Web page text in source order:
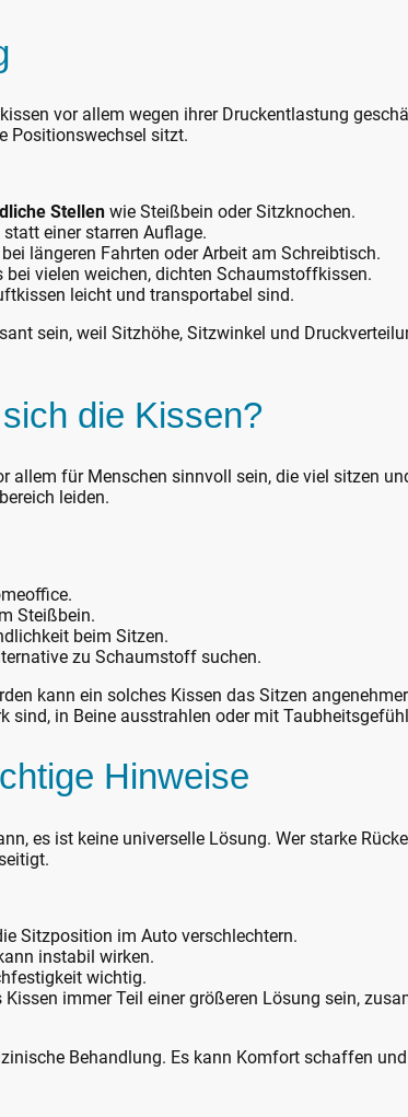
vor allem wegen ihrer Druckentlastung
Positionswechsel sitzt.
Stellen wie Steißbein oder Sitzknochen.
statt einer starren Auflage.
bei längeren Fahrten oder Arbeit am Schreibtisch.
bei vielen weichen, dichten Schaumstoffkissen.
leicht und transportabel sind.
sein, weil Sitzhöhe, Sitzwinkel und
die Kissen?
allem für Menschen sinnvoll sein, die viel sitzen
leiden.
Steißbein.
beim Sitzen.
zu Schaumstoff suchen.
kann ein solches Kissen das Sitzen
sind, in Beine ausstrahlen oder mit
Hinweise
es ist keine universelle Lösung. Wer starke
Sitzposition im Auto verschlechtern.
instabil wirken.
wichtig.
immer Teil einer größeren Lösung sein,
Behandlung. Es kann Komfort schaffen